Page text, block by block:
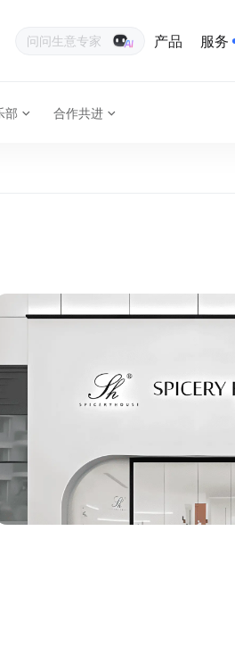
生意专家
产品 服务
部 合作共进